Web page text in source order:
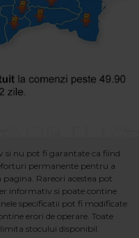
si nu pot fi garantate ca fiind
permanente pentru a
Rareori acestea pot
informativ si poate contine
specificatii pot fi modificate
erori de operare. Toate
stocului disponibil.